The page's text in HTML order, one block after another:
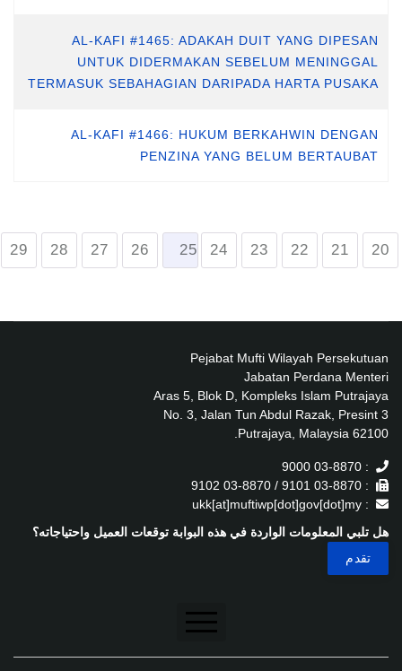
AL-KAFI #1465: ADAKAH DUIT YANG DIPESAN
UNTUK DIDERMAKAN SEBELUM MENINGGAL
TERMASUK SEBAHAGIAN DARIPADA HARTA PUSAKA
AL-KAFI #1466: HUKUM BERKAHWIN DENGAN
PENZINA YANG BELUM BERTAUBAT
20
21
22
23
24
25
26
27
28
29
Pejabat Mufti Wilayah Persekutuan
Jabatan Perdana Menteri
Aras 5, Blok D, Kompleks Islam Putrajaya
No. 3, Jalan Tun Abdul Razak, Presint 3
62100 Putrajaya, Malaysia.
: 03-8870 9000
: 03-8870 9101 / 03-8870 9102
: ukk[at]muftiwp[dot]gov[dot]my
هل تلبي المعلومات الواردة في هذه البوابة توقعات العميل واحتياجاته؟
تنصل